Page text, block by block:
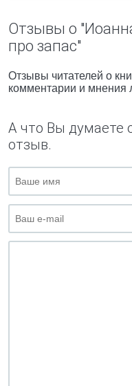
Отзывы о
про запас"
Отзывы читателей о
комментарии и мнения
А что Вы думаете
отзыв.